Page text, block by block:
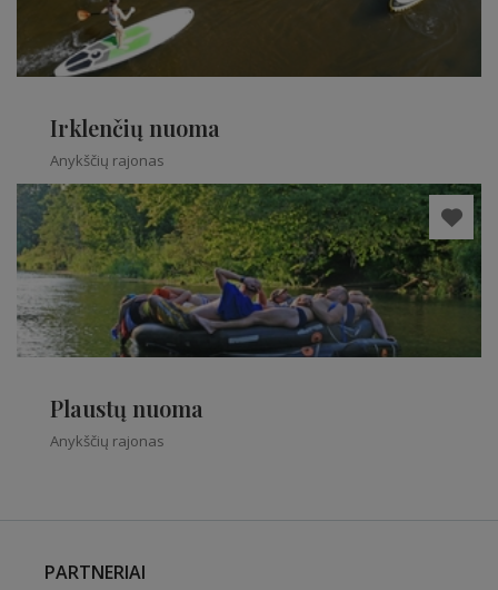
Irklenčių nuoma
Anykščių rajonas
Plaustų nuoma
Anykščių rajonas
PARTNERIAI